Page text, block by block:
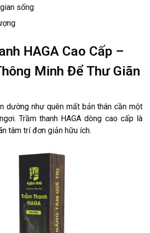
sống
HAGA Cao Cấp –
Minh Để Thư Giãn
dường như quên mất bản thân cần một
Trầm thanh HAGA dòng cao cấp là
tâm trí đơn giản hữu ích.